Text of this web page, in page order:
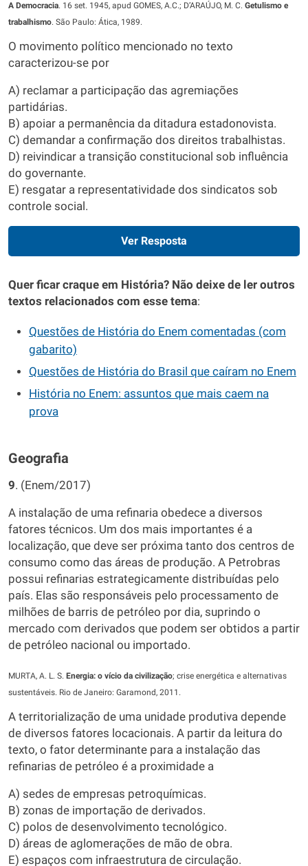
A Democracia. 16 set. 1945, apud GOMES, A.C.; D’ARAÚJO, M. C. Getulismo e
trabalhismo. São Paulo: Ática, 1989.
O movimento político mencionado no texto
caracterizou-se por
A) reclamar a participação das agremiações
partidárias.
B) apoiar a permanência da ditadura estadonovista.
C) demandar a confirmação dos direitos trabalhistas.
D) reivindicar a transição constitucional sob influência
do governante.
E) resgatar a representatividade dos sindicatos sob
controle social.
Ver Resposta
Quer ficar craque em História? Não deixe de ler outros
textos relacionados com esse tema:
Questões de História do Enem comentadas (com
gabarito)
Questões de História do Brasil que caíram no Enem
História no Enem: assuntos que mais caem na
prova
Geografia
9. (Enem/2017)
A instalação de uma refinaria obedece a diversos
fatores técnicos. Um dos mais importantes é a
localização, que deve ser próxima tanto dos centros de
consumo como das áreas de produção. A Petrobras
possui refinarias estrategicamente distribuídas pelo
país. Elas são responsáveis pelo processamento de
milhões de barris de petróleo por dia, suprindo o
mercado com derivados que podem ser obtidos a partir
de petróleo nacional ou importado.
MURTA, A. L. S. Energia: o vício da civilização; crise energética e alternativas
sustentáveis. Rio de Janeiro: Garamond, 2011.
A territorialização de uma unidade produtiva depende
de diversos fatores locacionais. A partir da leitura do
texto, o fator determinante para a instalação das
refinarias de petróleo é a proximidade a
A) sedes de empresas petroquímicas.
B) zonas de importação de derivados.
C) polos de desenvolvimento tecnológico.
D) áreas de aglomerações de mão de obra.
E) espaços com infraestrutura de circulação.